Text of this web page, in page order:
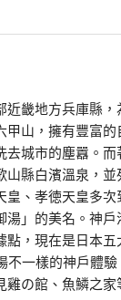
近畿地方兵庫縣
甲山，擁有豐富
去城市的塵囂。
山縣白濱溫泉，
皇、孝徳天皇多
湯」的美名。神
點，現在是日本
不一樣的神戶體
雞の館、魚鱗之